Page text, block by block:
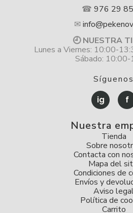
☎ 976 29
✉
🕘 NUESTRA
Lunes a Viernes: 10:00-
Sábado:
Síguenos
ig f
Nuestra
Tienda
Sobre
Contacta con
Mapa del
Condiciones de
Envíos y
Aviso
Política de
Carrito